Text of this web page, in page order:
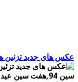
عکس های جدید